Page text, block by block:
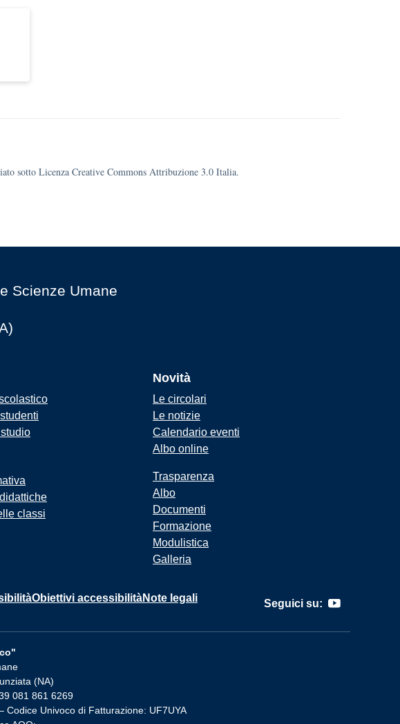
sotto Licenza Creative Commons Attribuzione 3.0 Italia.
Scienze Umane
classi
Novità
Le circolari
Le notizie
Calendario eventi
Albo online
Trasparenza
Albo
Documenti
Formazione
Modulistica
Galleria
Obiettivi accessibilitàNote legali Seguici su:
(NA)
081 861 6269
Univoco di Fatturazione: UF7UYA